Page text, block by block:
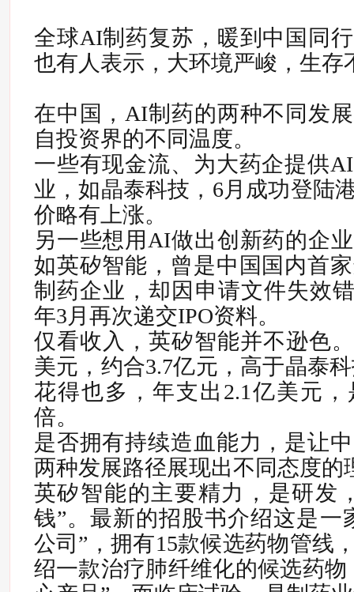
全球AI制药复苏，暖到中国同
也有人表示，大环境严峻，生存
在中国，AI制药的两种不同发
自投资界的不同温度。
一些有现金流、为大药企提供
业，如晶泰科技，6月成功登陆
价略有上涨。
另一些想用AI做出创新药的企
如英矽智能，曾是中国国内首
制药企业，却因申请文件失效
年3月再次递交IPO资料。
仅看收入，英矽智能并不逊色
美元，约合3.7亿元，高于晶泰
花得也多，年支出2.1亿美元
倍。
是否拥有持续造血能力，是让
两种发展路径展现出不同态度的
英矽智能的主要精力，是研发
钱”。最新的招股书介绍这是一
公司”，拥有15款候选药物管线
绍一款治疗肺纤维化的候选药